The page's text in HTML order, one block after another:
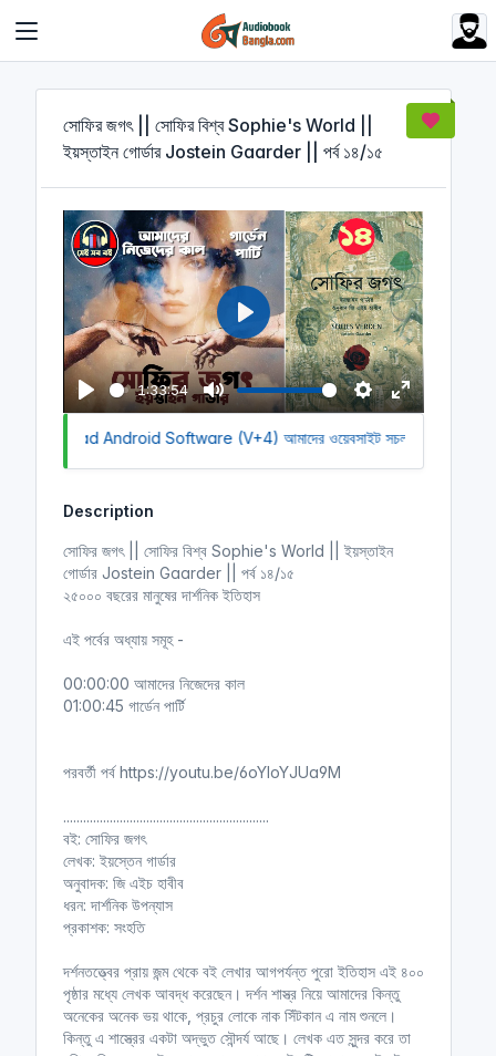
সোফির জগৎ || সোফির বিশ্ব Sophie's World ||
ইয়স্তাইন গোর্ডার Jostein Gaarder || পর্ব ১৪/১৫
P
l
1:33:54
M
u
S
e
g
E
n
P
l
a
y
Download Android Software (V+4) আমাদের ওয়েবসাইট সচল রাখতে
Description
সোফির জগৎ || সোফির বিশ্ব Sophie's World || ইয়স্তাইন
গোর্ডার Jostein Gaarder || পর্ব ১৪/১৫
২৫০০০ বছরের মানুষের দার্শনিক ইতিহাস
এই পর্বের অধ্যায় সমূহ -
00:00:00 আমাদের নিজেদের কাল
01:00:45 গার্ডেন পার্টি
পরবর্তী পর্ব https://youtu.be/6oYloYJUa9M
..............................................................
বই: সোফির জগৎ
লেখক: ইয়স্তেন গার্ডার
অনুবাদক: জি এইচ হাবীব
ধরন: দার্শনিক উপন্যাস
প্রকাশক: সংহতি
দর্শনতত্ত্বের প্রায় জন্ম থেকে বই লেখার আগপর্যন্ত পুরো ইতিহাস এই ৪০০
পৃষ্ঠার মধ্যে লেখক আবদ্ধ করেছেন। দর্শন শাস্ত্র নিয়ে আমাদের কিন্তু
অনেকের অনেক ভয় থাকে, প্রচুর লোকে নাক সিঁটকান এ নাম শুনলে।
কিন্তু এ শাস্ত্রের একটা অদ্ভুত সৌন্দর্য আছে। লেখক এত সুন্দর করে তা